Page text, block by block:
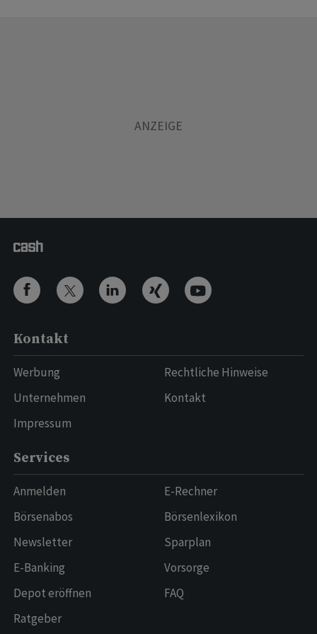
Kontakt
Werbung
Unternehmen
Impressum
Rechtliche Hinweise
Kontakt
Services
Anmelden
Börsenabos
Newsletter
E-Banking
Depot eröffnen
Ratgeber
E-Rechner
Börsenlexikon
Sparplan
Vorsorge
FAQ